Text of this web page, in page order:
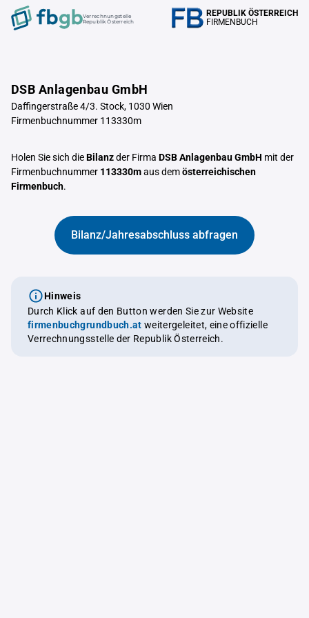
Verrechnungstelle
Republik Österreich
REPUBLIK ÖSTERREICH
FIRMENBUCH
DSB Anlagenbau GmbH
Daffingerstraße 4/3. Stock, 1030 Wien
Firmenbuchnummer 113330m
Holen Sie sich dieBilanzder Firma DSB Anlagenbau GmbH mit der
Firmenbuchnummer 113330maus demösterreichischen
Firmenbuch.
Bilanz/Jahresabschluss abfragen
Hinweis
Durch Klick auf den Button werden Sie zur Website
firmenbuchgrundbuch.at weitergeleitet, eine offizielle
Verrechnungsstelle der Republik Österreich.